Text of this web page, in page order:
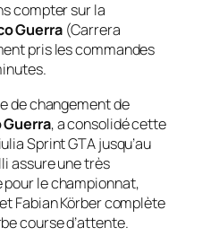
compter sur la
Guerra(Carrera
pris les commandes
de changement de
, a consolidé cette
Sprint GTA jusqu’au
assure une très
le championnat,
Fabian Körber complète
course d’attente.